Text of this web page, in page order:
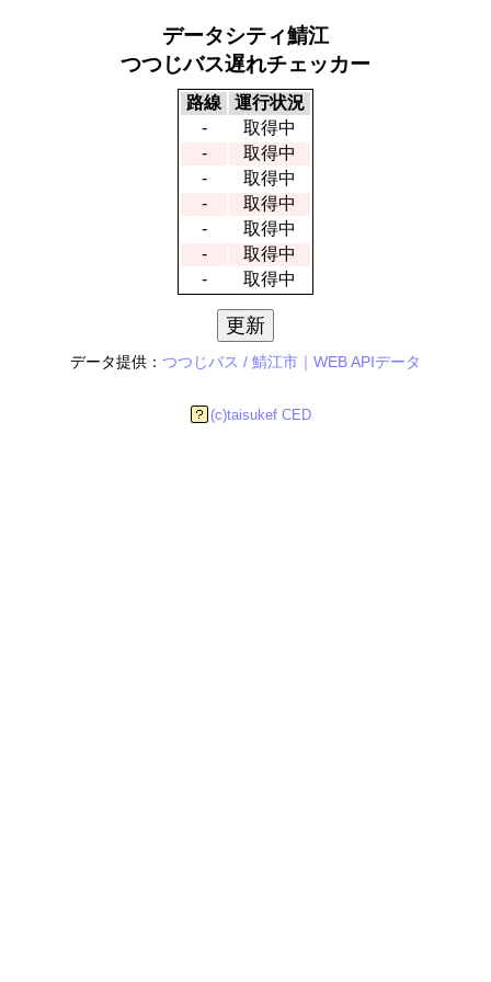
データシティ鯖江
つつじバス遅れチェッカー
路線
運行状況
-
取得中
-
取得中
-
取得中
-
取得中
-
取得中
-
取得中
-
取得中
更新
データ提供： つつじバス / 鯖江市｜WEB APIデータ
(c)taisukef CED